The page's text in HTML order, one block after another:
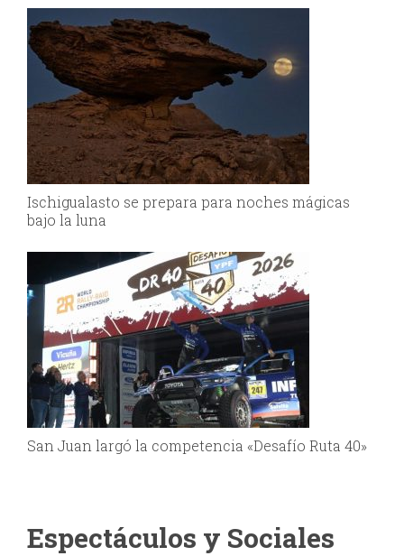
Ischigualasto se prepara para noches mágicas
bajo la luna
San Juan largó la competencia «Desafío Ruta 40»
Espectáculos y Sociales